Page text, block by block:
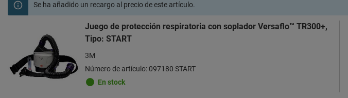
Se ha añadido un recargo al precio de este artículo.
Juego de protección respiratoria con soplador Versaflo™ TR300+,
Tipo: START
3M
Número de artículo: 097180 START
En stock